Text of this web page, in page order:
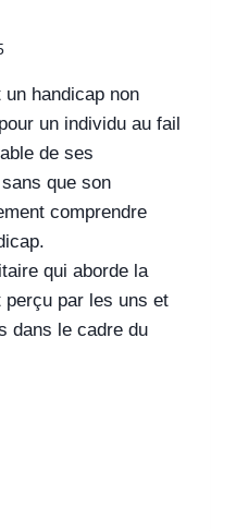
handicap non
un individu au fail
de ses
que son
comprendre
qui aborde la
par les uns et
dans le cadre du